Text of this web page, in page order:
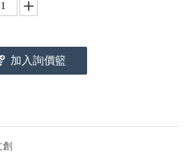
加入詢價籃